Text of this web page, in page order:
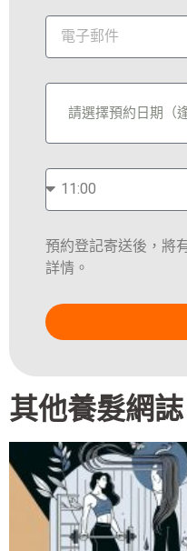
預約登記寄送後，將
詳情。
其他養髮網誌